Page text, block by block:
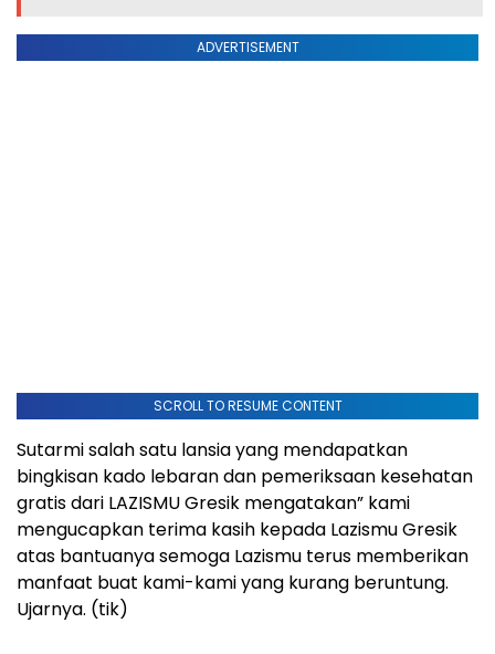
ADVERTISEMENT
SCROLL TO RESUME CONTENT
Sutarmi salah satu lansia yang mendapatkan
bingkisan kado lebaran dan pemeriksaan kesehatan
gratis dari LAZISMU Gresik mengatakan” kami
mengucapkan terima kasih kepada Lazismu Gresik
atas bantuanya semoga Lazismu terus memberikan
manfaat buat kami-kami yang kurang beruntung.
Ujarnya. (tik)